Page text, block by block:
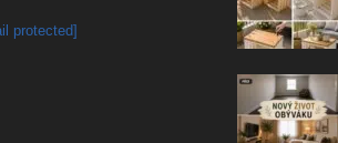
protected]